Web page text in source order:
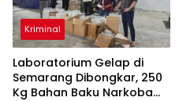
Kriminal
Laboratorium Gelap di
Semarang Dibongkar, 250
Kg Bahan Baku Narkoba